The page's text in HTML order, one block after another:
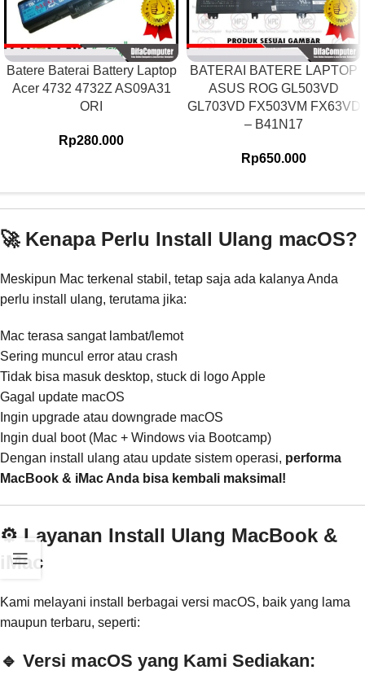
Batere Baterai Battery Laptop
Acer 4732 4732Z AS09A31
ORI
Rp280.000
BATERAI BATERE LAPTOP
ASUS ROG GL503VD
GL703VD FX503VM FX63VD
– B41N17
Rp650.000
🚀 Kenapa Perlu Install Ulang macOS?
Meskipun Mac terkenal stabil, tetap saja ada kalanya Anda
perlu install ulang, terutama jika:
Mac terasa sangat lambat/lemot
Sering muncul error atau crash
Tidak bisa masuk desktop, stuck di logo Apple
Gagal update macOS
Ingin upgrade atau downgrade macOS
Ingin dual boot (Mac + Windows via Bootcamp)
Dengan install ulang atau update sistem operasi, performa
MacBook & iMac Anda bisa kembali maksimal!
⚙️ Layanan Install Ulang MacBook &
iMac
Kami melayani install berbagai versi macOS, baik yang lama
maupun terbaru, seperti:
🔹 Versi macOS yang Kami Sediakan: